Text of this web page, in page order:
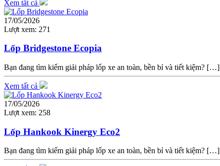
Xem tất cả
17/05/2026
Lượt xem: 271
Lốp Bridgestone Ecopia
Bạn đang tìm kiếm giải pháp lốp xe an toàn, bền bỉ và tiết kiệm? […]
Xem tất cả
17/05/2026
Lượt xem: 258
Lốp Hankook Kinergy Eco2
Bạn đang tìm kiếm giải pháp lốp xe an toàn, bền bỉ và tiết kiệm? […]